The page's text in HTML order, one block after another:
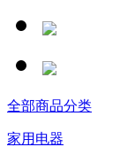
全部商品分类
家用电器